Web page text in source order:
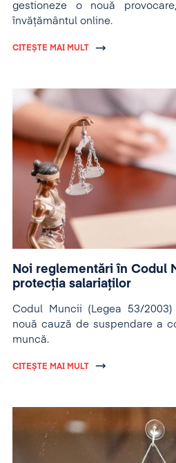
gestioneze o nouă
învățământul online.
CITEȘTE MAI MULT
Noi reglementări în Codul
protecția salariaților
Codul Muncii (Legea 53/
nouă cauză de suspendare a
muncă.
CITEȘTE MAI MULT